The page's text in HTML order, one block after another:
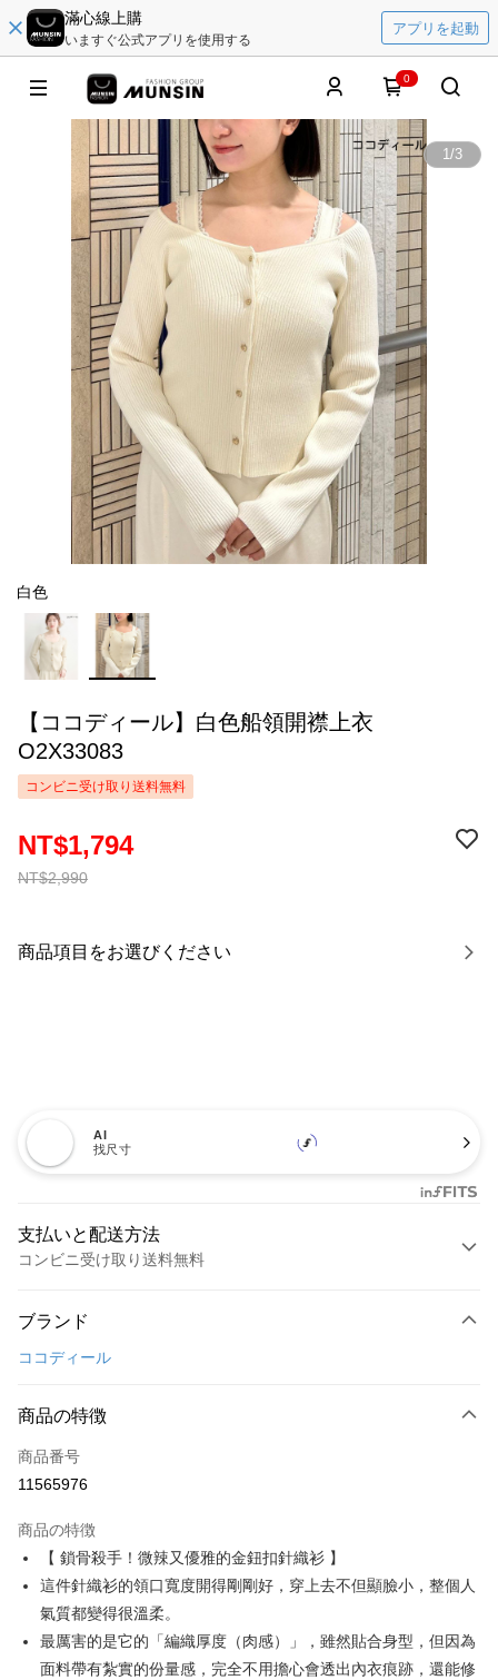
滿心線上購
いますぐ公式アプリを使用する
アプリを起動
0
1/3
白色
【ココディール】白色船領開襟上衣
O2X33083
コンビニ受け取り送料無料
NT$2,990
NT$1,794
商品項目をお選びください
AI
找尺寸
支払いと配送方法
コンビニ受け取り送料無料
クレジットカード1回払い
LINE Pay
Apple Pay
Easy Wallet
AFTEE代金後払い
説明
一、 AFTEE代金後払いについて
1.お支払い方法でAFTEE代金後払いを選択すると、携帯電話認証ウィンド
ウが表示されます。
ATM払い
ブランド
ココディール
商品の特徴
商品番号
11565976
商品の特徴
【 鎖骨殺手！微辣又優雅的金鈕扣針織衫 】
這件針織衫的領口寬度開得剛剛好，穿上去不但顯臉小，整個人
氣質都變得很溫柔。
最厲害的是它的「編織厚度（肉感）」，雖然貼合身型，但因為
面料帶有紮實的份量感，完全不用擔心會透出內衣痕跡，還能修